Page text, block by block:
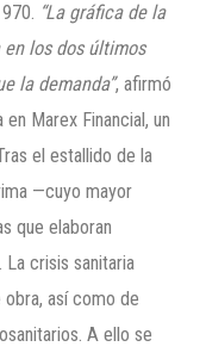
“La gráfica de la
los dos últimos
la demanda”, afirmó
Marex Financial, un
el estallido de la
—cuyo mayor
que elaboran
crisis sanitaria
así como de
A ello se